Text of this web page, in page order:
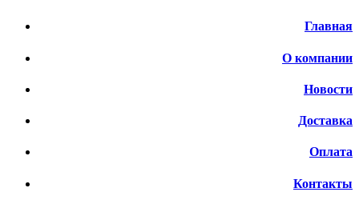
Главная
О компании
Новости
Доставка
Оплата
Контакты